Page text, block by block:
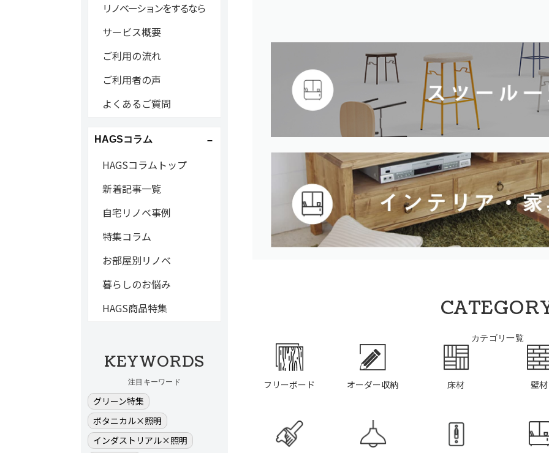
カテゴリ一覧
フリーボード オーダー収納 床材 壁材
リノベーションをするなら
サービス概要
ご利用の流れ
ご利用者の声
よくあるご質問
HAGSコラム
HAGSコラムトップ
新着記事一覧
自宅リノベ事例
特集コラム
お部屋別リノベ
暮らしのお悩み
HAGS商品特集
KEYWORDS
注目キーワード
グリーン特集
ボタニカル×照明
インダストリアル×照明